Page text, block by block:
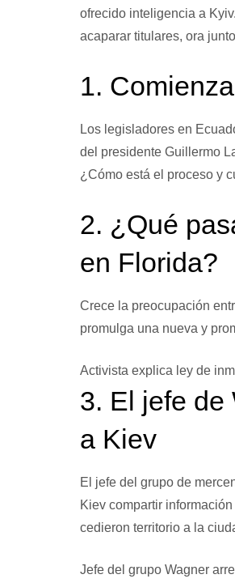
ofrecido inteligencia a
acaparar titulares, ora
1.
Los legisladores en
del presidente Guillermo
¿Cómo está el proceso y
2. ¿Qué
en Florida?
Crece la preocupación
promulga una nueva y
Activista explica ley de
3. El jefe de
a Kiev
El jefe del grupo de
Kiev compartir
cedieron territorio a la
Jefe del grupo Wagner